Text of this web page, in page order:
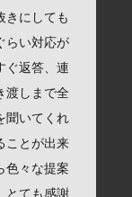
きにしても
らい対応が
ぐ返答、連
渡しまで全
聞いてくれ
ことが出来
色々な提案
とても感謝